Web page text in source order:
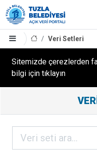
Veri Setleri
Sitemizde çerezlerden
bilgi için tıklayın
Sonuçları
ORGANIZASYONLAR